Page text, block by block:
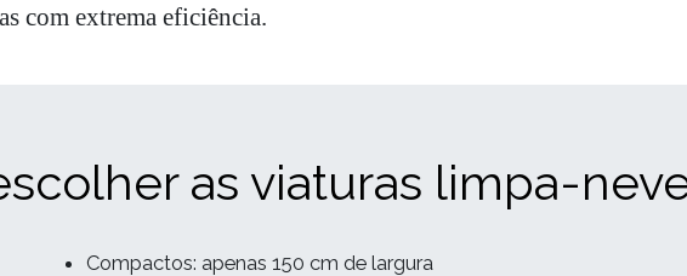
com extrema eficiência.
as viaturas limpa-
Compactos: apenas 150 cm de largura